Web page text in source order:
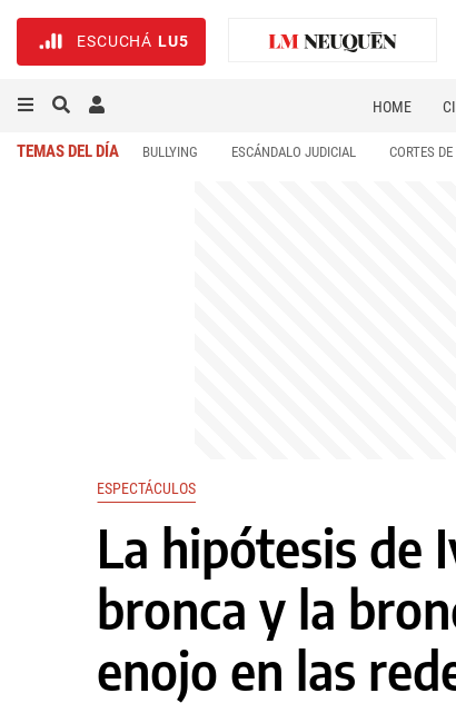
ESCUCHÁ LU5
HOME
TEMAS DEL DÍA BULLYING ESCÁNDALO JUDICIAL CORTES
ESPECTÁCULOS
La hipótesis de
bronca y la
enojo en las